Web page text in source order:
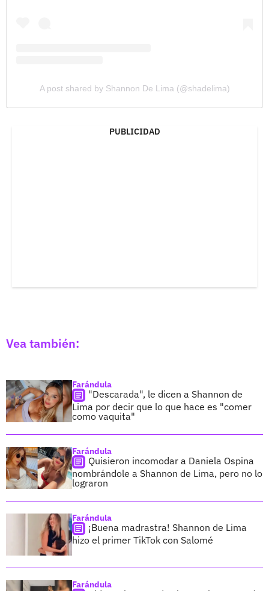
A post shared by Shannon De Lima (@shadelima)
PUBLICIDAD
Vea también:
Farándula
"Descarada", le dicen a Shannon de
Lima por decir que lo que hace es "comer
como vaquita"
Farándula
Quisieron incomodar a Daniela Ospina
nombrándole a Shannon de Lima, pero no lo
lograron
Farándula
¡Buena madrastra! Shannon de Lima
hizo el primer TikTok con Salomé
Farándula